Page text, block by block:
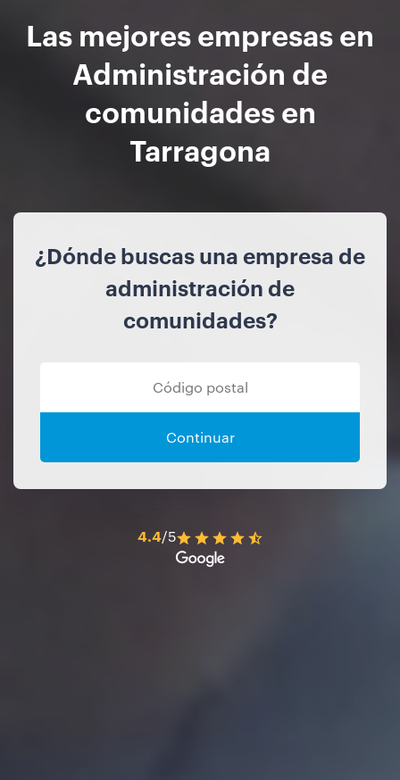
Las mejores empresas en
Administración de
comunidades en
Tarragona
¿Dónde buscas una empresa de
administración de
comunidades?
Continuar
4.4/5